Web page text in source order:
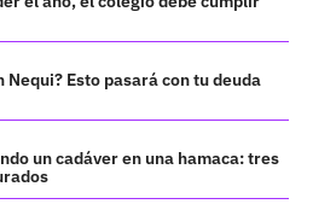
Nequi? Esto pasará con tu deuda
un cadáver en una hamaca: tres